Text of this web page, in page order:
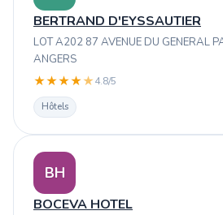
BERTRAND D'EYSSAUTIER
LOT A202 87 AVENUE DU GENERAL
ANGERS
★★★★★4.8/5
Hôtels
BH
BOCEVA HOTEL